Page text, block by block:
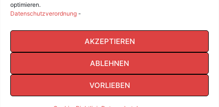
optimieren.
Datenschutzverordnung -
AKZEPTIEREN
ABLEHNEN
VORLIEBEN
Cookie-Richtlinie (EU)
Facebook